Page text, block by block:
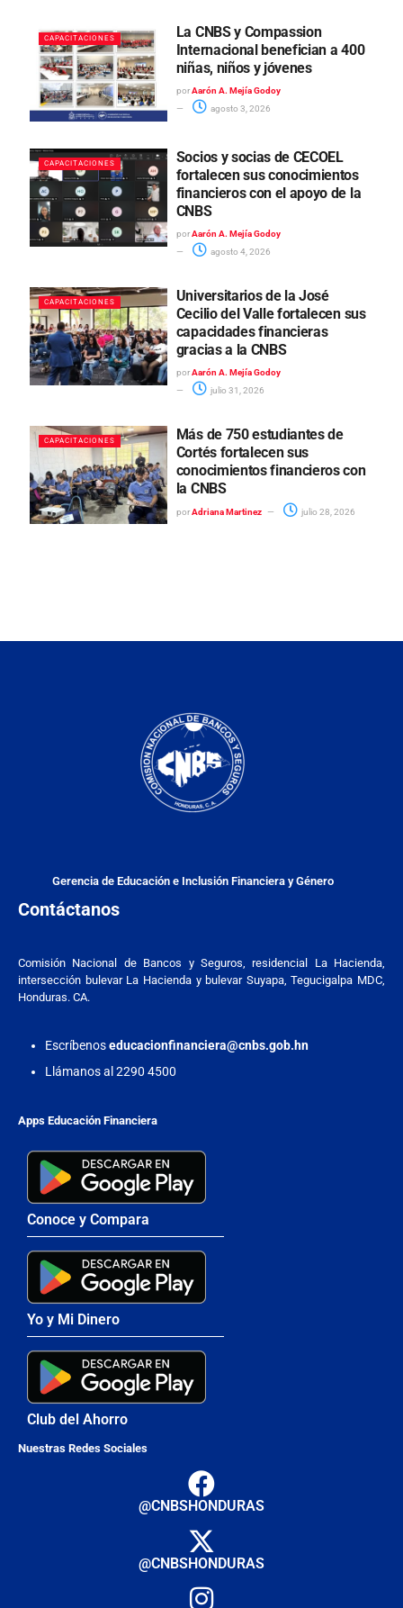
CAPACITACIONES
La CNBS y Compassion
Internacional benefician a 400
niñas, niños y jóvenes
por Aarón A. Mejía Godoy
agosto 3, 2026
CAPACITACIONES
Socios y socias de CECOEL
fortalecen sus conocimientos
financieros con el apoyo de la
CNBS
por Aarón A. Mejía Godoy
agosto 4, 2026
CAPACITACIONES
Universitarios de la José
Cecilio del Valle fortalecen sus
capacidades financieras
gracias a la CNBS
por Aarón A. Mejía Godoy
julio 31, 2026
CAPACITACIONES
Más de 750 estudiantes de
Cortés fortalecen sus
conocimientos financieros con
la CNBS
por Adriana Martinez julio 28, 2026
Gerencia de Educación e Inclusión Financiera y Género
Contáctanos
Comisión Nacional de Bancos y Seguros, residencial La Hacienda,
intersección bulevar La Hacienda y bulevar Suyapa, Tegucigalpa MDC,
Honduras. CA.
Escríbenoseducacionfinanciera@cnbs.gob.hn
Llámanos al 2290 4500
Apps Educación Financiera
Conoce y Compara
Yo y Mi Dinero
Club del Ahorro
Nuestras Redes Sociales
@CNBSHONDURAS
@CNBSHONDURAS